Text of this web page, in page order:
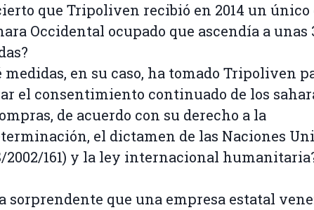
que Tripoliven recibió en 2014 un
Occidental ocupado que ascendía a unas
medidas, en su caso, ha tomado Tripoliven
el consentimiento continuado de los
de acuerdo con su derecho a la
el dictamen de las Naciones
2002/161) y la ley internacional
sorprendente que una empresa estatal